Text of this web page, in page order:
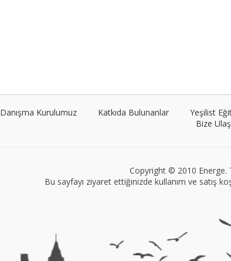
Danışma Kurulumuz Katkıda Bulunanlar Yeşilist
Bize
Copyright © 2010 Energe.
Bu sayfayı ziyaret ettiğinizde kullanım ve satış